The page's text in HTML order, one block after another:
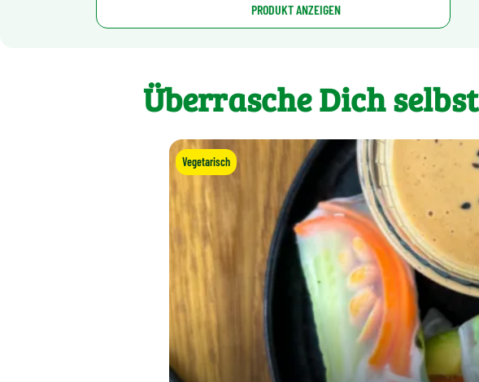
PRODUKT ANZEIGEN
Überrasche Dich selbst
Vegetarisch